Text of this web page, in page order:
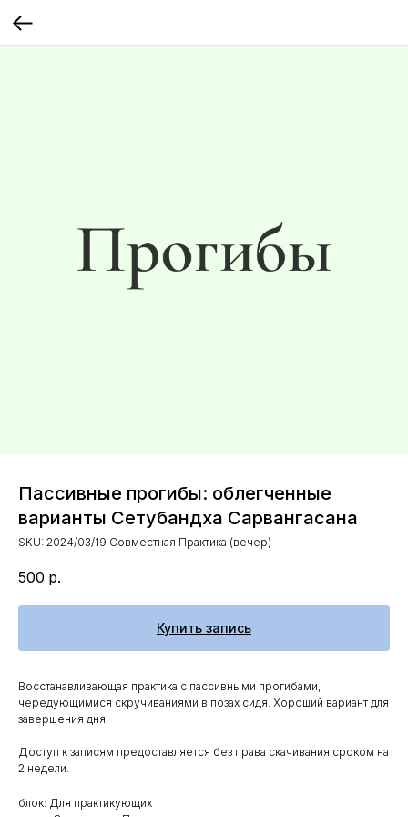
Пассивные прогибы: облегченные
варианты Сетубандха Сарвангасана
SKU: 2024/03/19 Совместная Практика (вечер)
500 р.
Купить запись
Восстанавливающая практика с пассивными прогибами,
чередующимися скручиваниями в позах сидя. Хороший вариант для
завершения дня.
Доступ к записям предоставляется без права скачивания сроком на
2 недели.
блок: Для практикующих